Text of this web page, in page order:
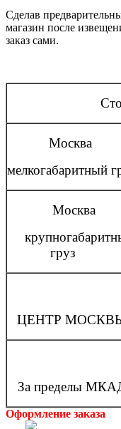
Сделав
магазин после
заказ сами.
Москва
мелкогабаритный
Москва
груз
ЦЕНТР
За пределы
Оформление заказа